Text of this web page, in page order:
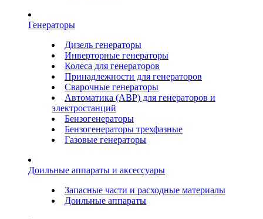
Генераторы
Дизель генераторы
Инверторные генераторы
Колеса для генераторов
Принадлежности для генераторов
Сварочные генераторы
Автоматика (АВР) для генераторов и
электростанций
Бензогенераторы
Бензогенераторы трехфазные
Газовые генераторы
Доильные аппараты и аксессуары
Запасные части и расходные материалы
Доильные аппараты